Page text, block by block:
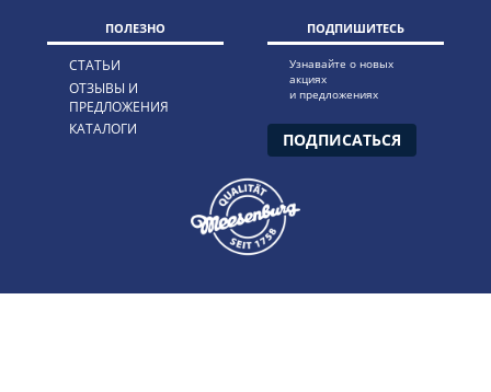
ПОЛЕЗНО
СТАТЬИ
ОТЗЫВЫ И
ПРЕДЛОЖЕНИЯ
КАТАЛОГИ
ПОДПИШИТЕСЬ
Узнавайте о новых
акциях
и предложениях
ПОДПИСАТЬСЯ